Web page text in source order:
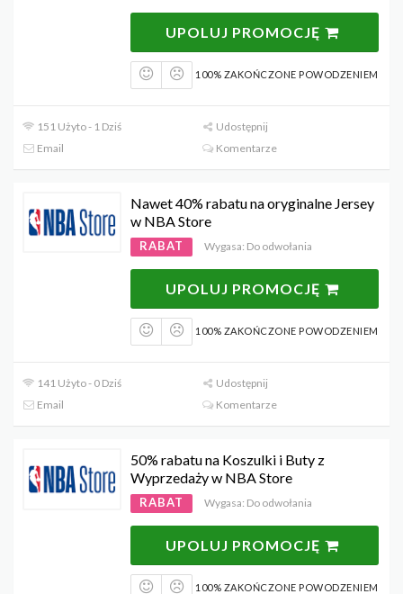
UPOLUJ PROMOCJĘ
100% ZAKOŃCZONE POWODZENIEM
151 Użyto - 1 Dziś
Udostępnij
Email
Komentarze
Nawet 40% rabatu na oryginalne Jersey
w NBA Store
RABAT Wygasa: Do odwołania
UPOLUJ PROMOCJĘ
100% ZAKOŃCZONE POWODZENIEM
141 Użyto - 0 Dziś
Udostępnij
Email
Komentarze
50% rabatu na Koszulki i Buty z
Wyprzedaży w NBA Store
RABAT Wygasa: Do odwołania
UPOLUJ PROMOCJĘ
100% ZAKOŃCZONE POWODZENIEM